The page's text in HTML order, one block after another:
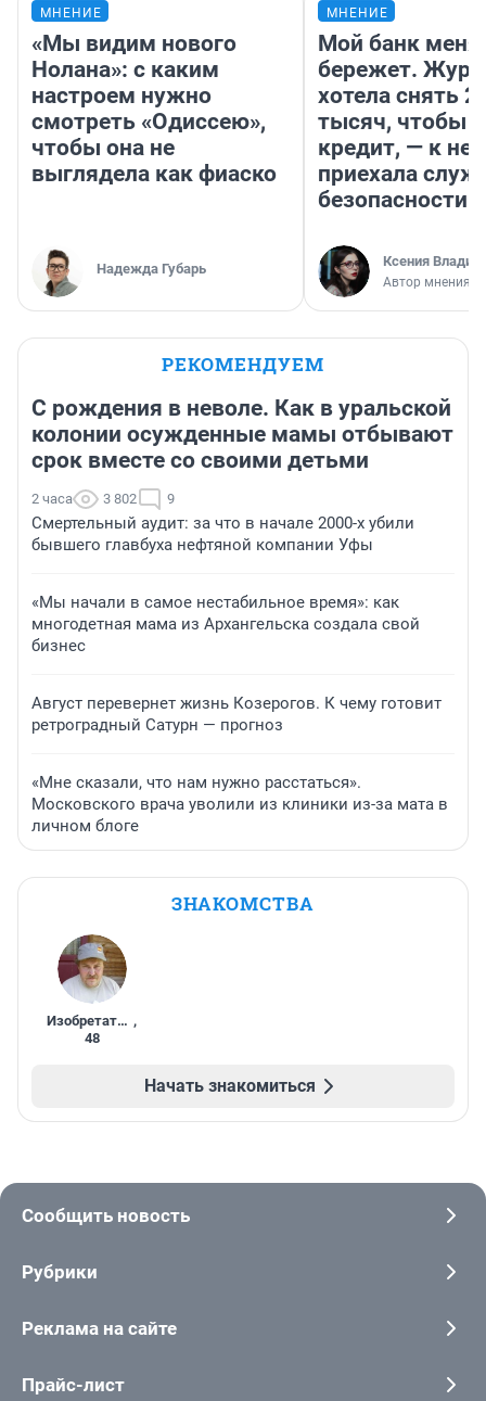
МНЕНИЕ
«Мы видим нового
Нолана»: с каким
настроем нужно
смотреть «Одиссею»,
чтобы она не
выглядела как фиаско
Надежда Губарь
МНЕНИЕ
Мой банк меня
бережет.
хотела снять
тысяч, чтобы
кредит, — к
приехала
безопасности
Ксения
Автор мнения
РЕКОМЕНДУЕМ
С рождения в неволе. Как в уральской
колонии осужденные мамы отбывают
срок вместе со своими детьми
2 часа 3 802 9
Смертельный аудит: за что в начале 2000-х убили
бывшего главбуха нефтяной компании Уфы
«Мы начали в самое нестабильное время»: как
многодетная мама из Архангельска создала свой
бизнес
Август перевернет жизнь Козерогов. К чему готовит
ретроградный Сатурн — прогноз
«Мне сказали, что нам нужно расстаться».
Московского врача уволили из клиники из-за мата в
личном блоге
ЗНАКОМСТВА
Изобретатель ,
48
Начать знакомиться
Сообщить новость
Рубрики
Реклама на сайте
Прайс-лист